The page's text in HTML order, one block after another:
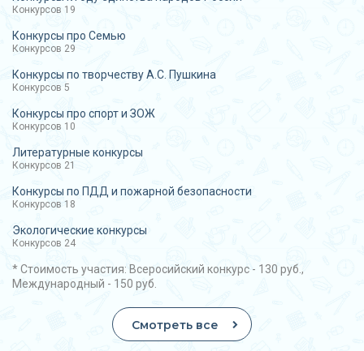
Конкурсов 19
Конкурсы про Семью
Конкурсов 29
Конкурсы по творчеству А.С. Пушкина
Конкурсов 5
Конкурсы про спорт и ЗОЖ
Конкурсов 10
Литературные конкурсы
Конкурсов 21
Конкурсы по ПДД и пожарной безопасности
Конкурсов 18
Экологические конкурсы
Конкурсов 24
* Стоимость участия: Всеросийский конкурс - 130 руб.,
Международный - 150 руб.
Смотреть все